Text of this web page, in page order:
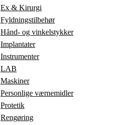
Ex & Kirurgi
Fyldningstilbehør
Hånd- og vinkelstykker
Implantater
Instrumenter
LAB
Maskiner
Personlige værnemidler
Protetik
Rengøring